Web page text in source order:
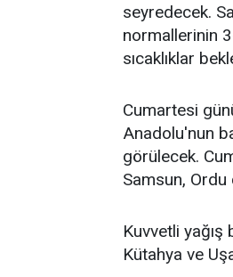
seyredecek.
normallerinin
sıcaklıklar
Cumartesi
Anadolu'nun
görülecek.
Samsun, Ordu
Kuvvetli
Kütahya ve